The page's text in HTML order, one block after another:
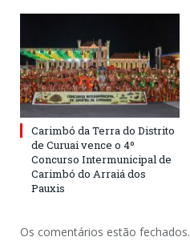
Carimbó da Terra do Distrito
de Curuai vence o 4º
Concurso Intermunicipal de
Carimbó do Arraiá dos
Pauxis
Os comentários estão fechados.